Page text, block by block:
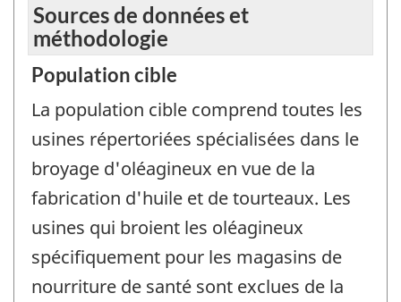
Sources de données et
méthodologie
Population cible
La population cible comprend toutes les
usines répertoriées spécialisées dans le
broyage d'oléagineux en vue de la
fabrication d'huile et de tourteaux. Les
usines qui broient les oléagineux
spécifiquement pour les magasins de
nourriture de santé sont exclues de la